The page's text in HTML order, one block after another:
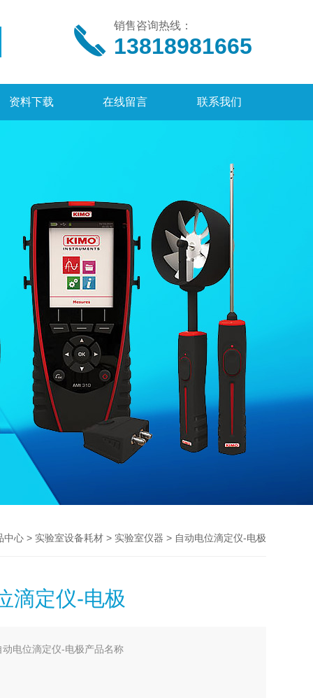
销售咨询热线：
13818981665
资料下载 在线留言 联系我们
中心> 实验室设备耗材> 实验室仪器 > 自动电位滴定仪-电极
滴定仪-电极
动电位滴定仪-电极产品名称